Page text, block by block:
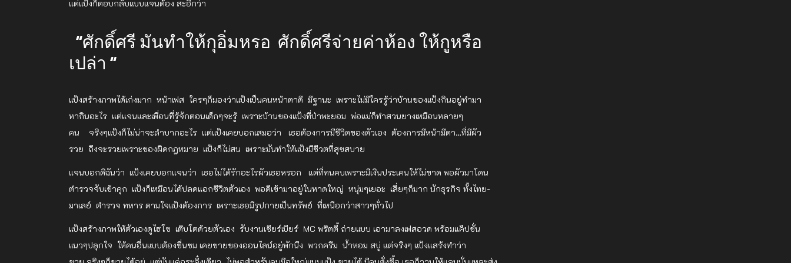
แต่แป้งก็ตอบกลับแบบแจนต้อง สะอึกว่า
“ศักดิ์ศรี มันทำให้กุอิ่มหรอ ศักดิ์ศรีจ่ายค่าห้อง ให้กูหรือ
เปล่า “
แป้งสร้างภาพได้เก่งมาก หน้าเฟส ใครๆก็มองว่าแป้งเป็นคนหน้าตาดี มีฐานะ เพราะไม่มีใครรู้ว่าบ้านของแป้งกินอยู่ทำมา
หากินอะไร แต่แจนและเพื่อนที่รู้จักตอนเด็กๆจะรู้ เพราะบ้านของแป้งที่ป่าพะยอม พ่อแม่ก็ทำสวนยางเหมือนหลายๆ
คน จริงๆแป้งก็ไม่น่าจะลำบากอะไร แต่แป้งเคยบอกเสมอว่า เธอต้องการมีชีวิตของตัวเอง ต้องการมีหน้ามีตา…ที่มีผัว
รวย ถึงจะรวยเพราะของผิดกฎหมาย แป้งก็ไม่สน เพราะมันทำให้แป้งมีชีวตที่สุขสบาย
แจนบอกดิฉันว่า แป้งเคยบอกแจนว่า เธอไม่ได้รักอะไรผัวเธอหรอก แต่ที่ทนคบเพราะมีเงินประเคนให้ไม่ขาด พอผัวมาโดน
ตำรวจจับเข้าคุก แป้งก็เหมือนได้ปลดแอกชีวิตตัวเอง พอดีเข้ามาอยู่ในหาดใหญ่ หนุ่มๆเยอะ เสี่ยๆก็มาก นักธุรกิจ ทั้งไทย-
มาเลย์ ตำรวจ ทหาร ตามใจแป้งต้องการ เพราะเธอมีรูปกายเป็นทรัพย์ ที่เหนือกว่าสาวๆทั่วไป
แป้งสร้างภาพให้ตัวเองดูไฮโซ เติบโตด้วยตัวเอง รับงานเชียร์เบียร์ MC พริตตี้ ถ่ายแบบ เอามาลงเฟสอวด พร้อมแค๊ปชั่น
แนวๆปลุกใจ ให้คนอื่นแบบต้องชื่นชม เคยขายของออนไลน์อยู่พักนึง พวกครีม น้ำหอม สบู่ แต่จริงๆ แป้งแสร้งทำว่า